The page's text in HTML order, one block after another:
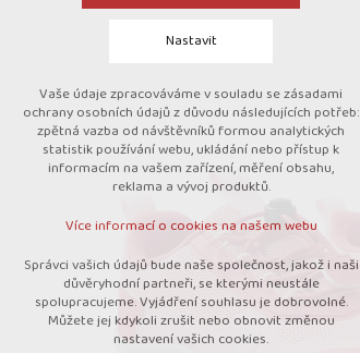
Nastavit
Technická cookies
nutná pro provozování webu
udržení kontextu stránek (session):
případná přihlášení, volby jazyka, apod.
návštěvnosti
marketingová cookies (Google)
Více informací o cookies na našem webu
Vaše údaje zpracováváme v souladu se zásadami
ochrany osobních údajů z důvodu následujících potřeb:
zpětná vazba od návštěvníků formou analytických
statistik používání webu, ukládání nebo přístup k
informacím na vašem zařízení, měření obsahu,
reklama a vývoj produktů.
Více informací o cookies na našem webu
Správci vašich údajů bude naše společnost, jakož i naši
důvěryhodní partneři, se kterými neustále
spolupracujeme. Vyjádření souhlasu je dobrovolné.
Můžete jej kdykoli zrušit nebo obnovit změnou
nastavení vašich cookies.